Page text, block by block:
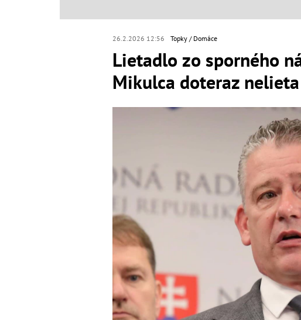
26.2.2026 12:56 Topky Domáce
Lietadlo zo sporného
Mikulca doteraz nelieta